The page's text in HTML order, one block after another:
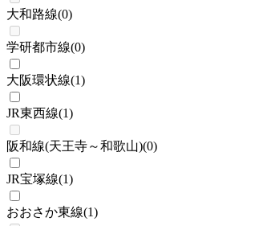
大和路線(0)
学研都市線(0)
大阪環状線(1)
JR東西線(1)
阪和線(天王寺～和歌山)(0)
JR宝塚線(1)
おおさか東線(1)